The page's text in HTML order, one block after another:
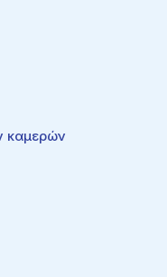
καμερών